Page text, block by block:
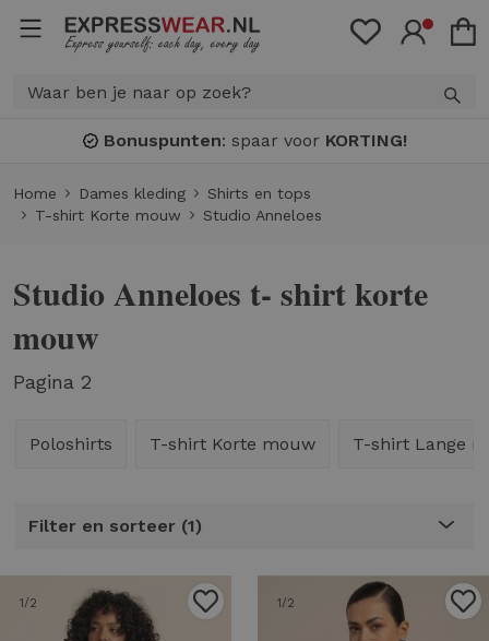
Bonuspunten: spaar voor KORTING!
Home Dames kleding
Shirts en tops
T-shirt Korte mouw
Studio Anneloes
Studio Anneloes t- shirt korte
mouw
Pagina 2
Poloshirts T-shirt Korte mouw T-shirt Lange
Filter en sorteer 1
1/2 1/2